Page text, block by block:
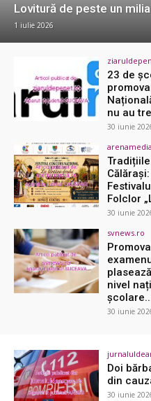
Lovitură de peste un
1 iulie 2026
23 de
nu au
30 iunie
Folclor
30 iunie
svnews.ro
nivel
30 iunie
Doi
din
30 iunie